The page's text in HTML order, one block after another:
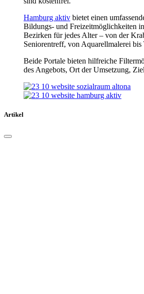
Hamburg aktiv bietet einen
Bildungs- und Freizeitmöglichkeiten
Bezirken für jedes Alter – von der
Seniorentreff, von Aquarellmalerei bis
Beide Portale bieten hilfreiche
des Angebots, Ort der Umsetzung,
Artikel